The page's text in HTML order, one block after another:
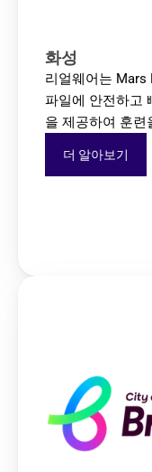
화성
리얼웨어는 Mars
파일에 안전하고
을 제공하여 훈련
더 알아보기